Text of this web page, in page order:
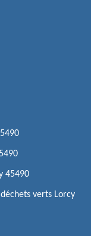
45490
verts Lorcy